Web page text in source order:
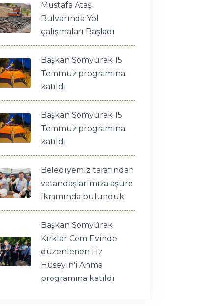
Mustafa Ataş
Bulvarında Yol
çalışmaları Başladı
Başkan Somyürek 15
Temmuz programına
katıldı
Başkan Somyürek 15
Temmuz programına
katıldı
Belediyemiz tarafından
vatandaşlarımıza aşure
ikramında bulunduk
Başkan Somyürek
Kırklar Cem Evinde
düzenlenen Hz
Hüseyin'i Anma
programına katıldı